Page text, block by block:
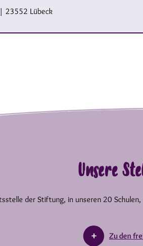
23552 Lübeck
Unsere
der Stiftung, in unseren 20
Zu den